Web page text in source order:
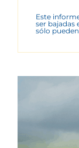
Este
ser bajadas
sólo